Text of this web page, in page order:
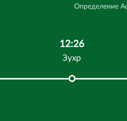
Определение
12:26
Зухр